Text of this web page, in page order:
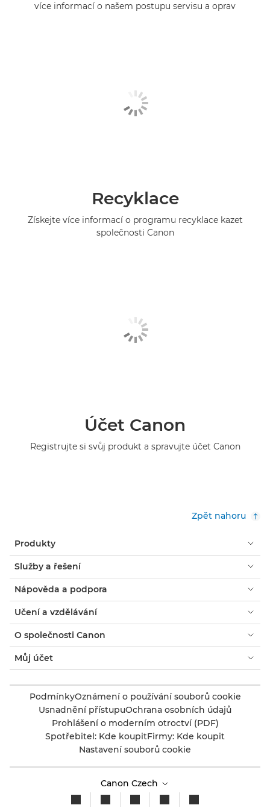
více informací o našem postupu servisu a oprav
Recyklace
Získejte více informací o programu recyklace kazet
společnosti Canon
Účet Canon
Registrujte si svůj produkt a spravujte účet Canon
Zpět nahoru
Produkty
Služby a řešení
Nápověda a podpora
Učení a vzdělávání
O společnosti Canon
Můj účet
PodmínkyOznámení o používání souborů cookie
Usnadnění přístupuOchrana osobních údajů
Prohlášení o moderním otroctví (PDF)
Spotřebitel: Kde koupitFirmy: Kde koupit
Nastavení souborů cookie
Canon Czech